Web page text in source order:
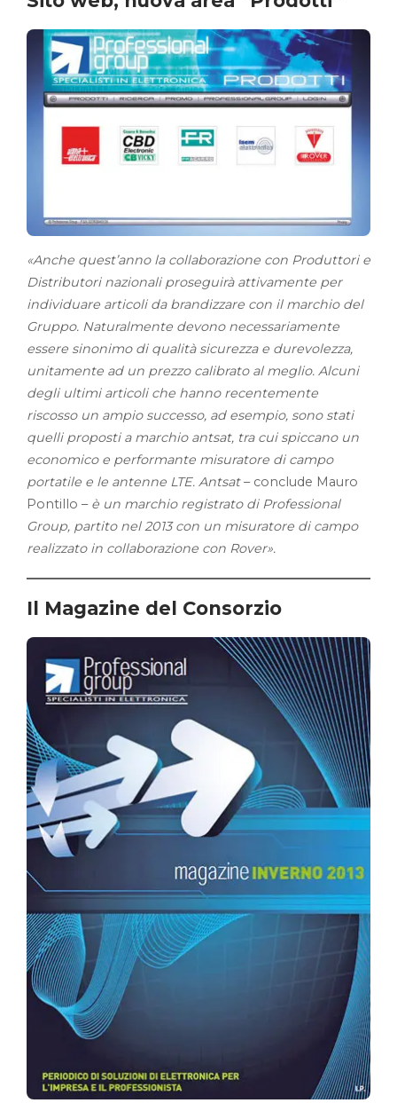
«Anche quest’anno la collaborazione con Produttori e
Distributori nazionali proseguirà attivamente per
individuare articoli da brandizzare con il marchio del
Gruppo. Naturalmente devono necessariamente
essere sinonimo di qualità sicurezza e durevolezza,
unitamente ad un prezzo calibrato al meglio. Alcuni
degli ultimi articoli che hanno recentemente
riscosso un ampio successo, ad esempio, sono stati
quelli proposti a marchio antsat, tra cui spiccano un
economico e performante misuratore di campo
portatile e le antenne LTE. Antsat– conclude Mauro
Pontillo – è un marchio registrato di Professional
Group, partito nel 2013 con un misuratore di campo
realizzato in collaborazione con Rover».
Il Magazine del Consorzio